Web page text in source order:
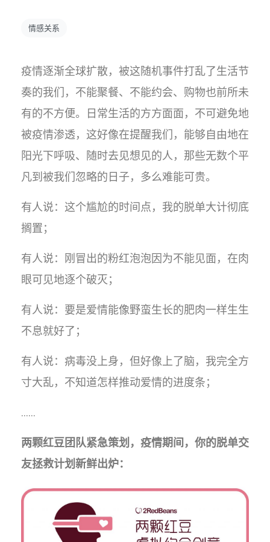
情感关系
疫情逐渐全球扩散，被这随机事件打乱了生活节
奏的我们，不能聚餐、不能约会、购物也前所未
有的不方便。日常生活的方方面面，不可避免地
被疫情渗透，这好像在提醒我们，能够自由地在
阳光下呼吸、随时去见想见的人，那些无数个平
凡到被我们忽略的日子，多么难能可贵。
有人说：这个尴尬的时间点，我的脱单大计彻底
搁置；
有人说：刚冒出的粉红泡泡因为不能见面，在肉
眼可见地逐个破灭；
有人说：要是爱情能像野蛮生长的肥肉一样生生
不息就好了；
有人说：病毒没上身，但好像上了脑，我完全方
寸大乱，不知道怎样推动爱情的进度条；
……
两颗红豆团队紧急策划，疫情期间，你的脱单交
友拯救计划新鲜出炉：